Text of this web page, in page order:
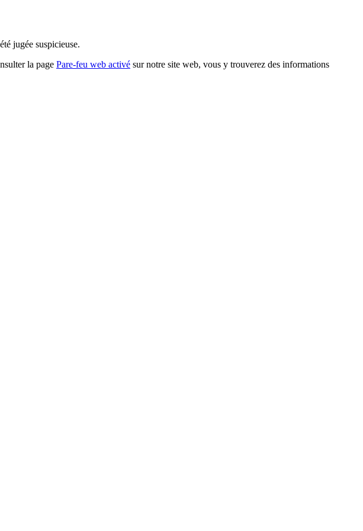
jugée suspicieuse.
la page Pare-feu web activé sur notre site web, vous y trouverez des informations